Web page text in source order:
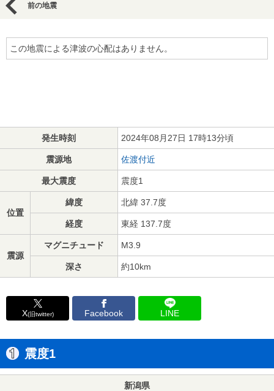
前の地震
この地震による津波の心配はありません。
発生時刻 2024年08月27日 17時13分頃
震源地 佐渡付近
最大震度 震度1
位置
緯度 北緯 37.7度
経度 東経 137.7度
震源
マグニチュード M3.9
深さ 約10km
X(旧twitter) Facebook LINE
震度1
新潟県